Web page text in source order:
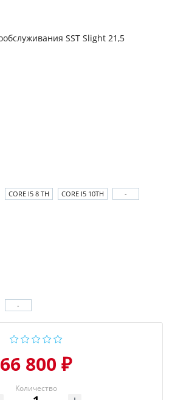
CORE I5 8 TH CORE I5 10TH -
-
66 800 ₽
Количество